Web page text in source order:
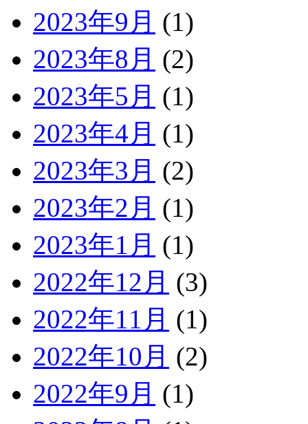
2023年9月 (1)
2023年8月 (2)
2023年5月 (1)
2023年4月 (1)
2023年3月 (2)
2023年2月 (1)
2023年1月 (1)
2022年12月 (3)
2022年11月 (1)
2022年10月 (2)
2022年9月 (1)